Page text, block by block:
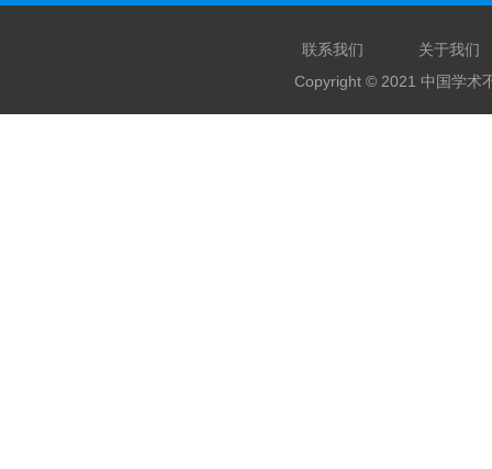
联系我们
关于我们
Copyright © 2021 中国学术